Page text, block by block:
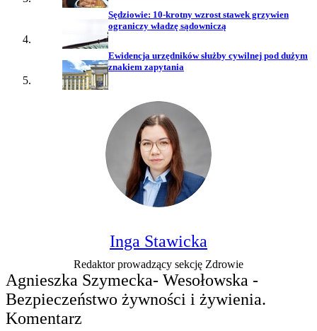
Sędziowie: 10-krotny wzrost stawek grzywien
ograniczy władzę sądowniczą
Ewidencja urzędników służby cywilnej pod dużym
znakiem zapytania
Inga Stawicka
Redaktor prowadzący sekcję Zdrowie
Agnieszka Szymecka- Wesołowska -
Bezpieczeństwo żywności i żywienia.
Komentarz